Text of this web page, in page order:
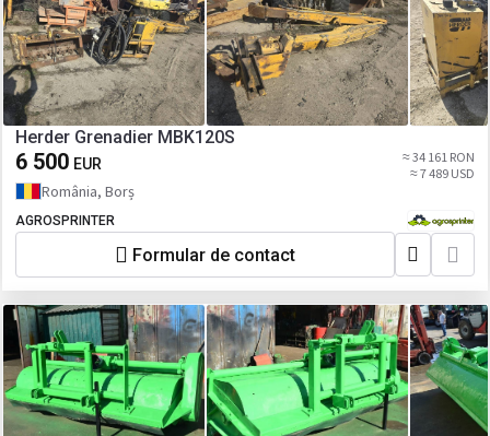
Herder Grenadier MBK120S
6 500 EUR
≈ 34 161 RON
≈ 7 489 USD
România, Borș
AGROSPRINTER
Formular de contact